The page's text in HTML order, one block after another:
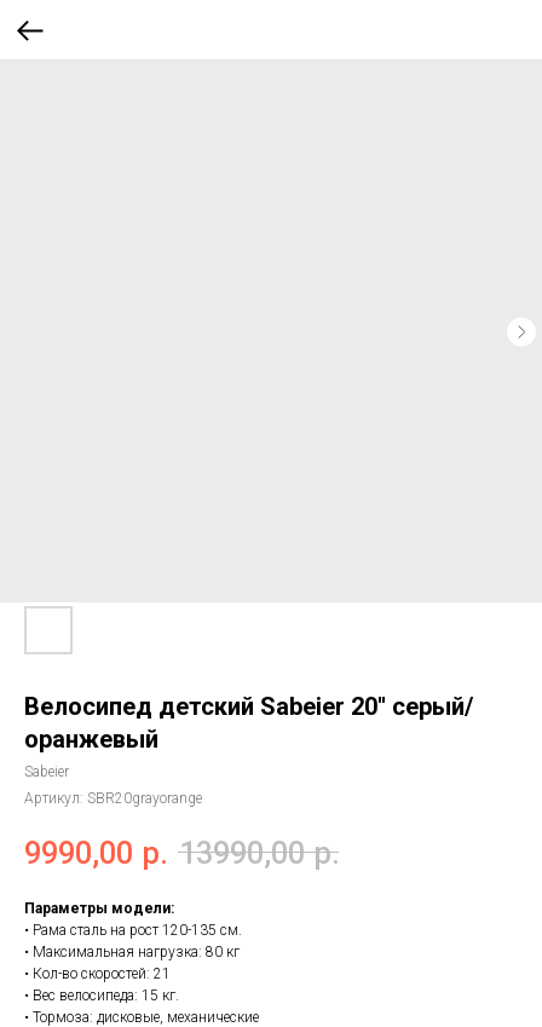
Велосипед детский Sabeier 20'' серый/
оранжевый
Sabeier
Артикул: SBR20grayorange
9990,00 р. 13990,00 р.
Параметры модели:
• Рама сталь на рост 120-135 см.
• Максимальная нагрузка: 80 кг
• Кол-во скоростей: 21
• Вес велосипеда: 15 кг.
• Тормоза: дисковые, механические